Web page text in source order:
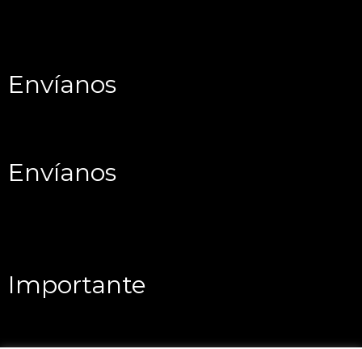
Envíanos
Envíanos
Importante